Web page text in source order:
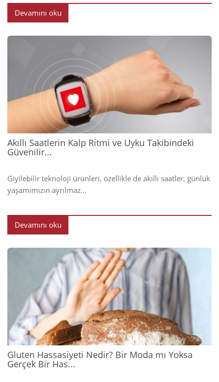
Devamını oku
Akıllı Saatlerin Kalp Ritmi ve Uyku Takibindeki
Güvenilir...
Giyilebilir teknoloji ürünleri, özellikle de akıllı saatler, günlük
yaşamımızın ayrılmaz...
Devamını oku
Gluten Hassasiyeti Nedir? Bir Moda mı Yoksa
Gerçek Bir Has...